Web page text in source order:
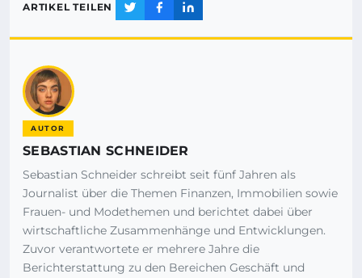
ARTIKEL TEILEN
AUTOR
SEBASTIAN SCHNEIDER
Sebastian Schneider schreibt seit fünf Jahren als
Journalist über die Themen Finanzen, Immobilien sowie
Frauen- und Modethemen und berichtet dabei über
wirtschaftliche Zusammenhänge und Entwicklungen.
Zuvor verantwortete er mehrere Jahre die
Berichterstattung zu den Bereichen Geschäft und